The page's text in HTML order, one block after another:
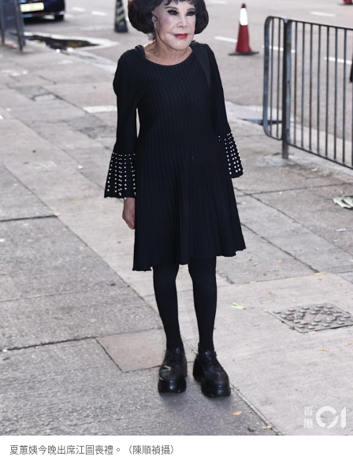
夏蕙姨今晚出席江圖喪禮。（陳順禎攝）